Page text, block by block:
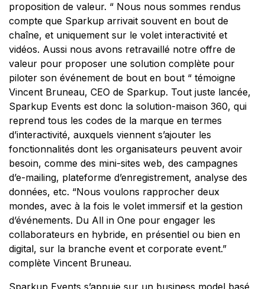
proposition de valeur. “ Nous nous sommes rendus
compte que Sparkup arrivait souvent en bout de
chaîne, et uniquement sur le volet interactivité et
vidéos. Aussi nous avons retravaillé notre offre de
valeur pour proposer une solution complète pour
piloter son événement de bout en bout“ témoigne
Vincent Bruneau, CEO de Sparkup. Tout juste lancée,
Sparkup Events est donc la solution-maison 360, qui
reprend tous les codes de la marque en termes
d’interactivité, auxquels viennent s’ajouter les
fonctionnalités dont les organisateurs peuvent avoir
besoin, comme des mini-sites web, des campagnes
d’e-mailing, plateforme d’enregistrement, analyse des
données, etc. “Nous voulons rapprocher deux
mondes, avec à la fois le volet immersif et la gestion
d’événements. Du All in One pour engager les
collaborateurs en hybride, en présentiel ou bien en
digital, sur la branche event et corporate event.”
complète Vincent Bruneau.